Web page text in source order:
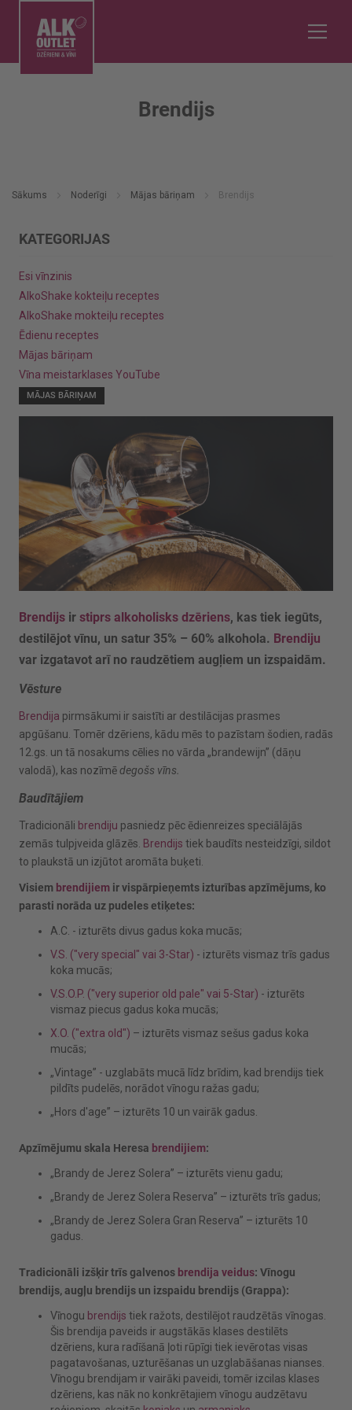
Sākums Noderīgi Mājas bāriņam Brendijs
KATEGORIJAS
Esi vīnzinis
AlkoShake kokteiļu receptes
AlkoShake mokteiļu receptes
Ēdienu receptes
Mājas bāriņam
Vīna meistarklases YouTube
Brendijs
MĀJAS BĀRIŅAM
Brendijs ir stiprs alkoholisks dzēriens, kas tiek iegūts,
destilējot vīnu, un satur 35% – 60% alkohola. Brendiju
var izgatavot arī no raudzētiem augļiem un izspaidām.
Vēsture
Brendija pirmsākumi ir saistīti ar destilācijas prasmes
apgūšanu. Tomēr dzēriens, kādu mēs to pazīstam šodien, radās
12.gs. un tā nosakums cēlies no vārda „brandewijn” (dāņu
valodā), kas nozīmēdegošs vīns.
Baudītājiem
Tradicionāli brendiju pasniedz pēc ēdienreizes speciālājās
zemās tulpjveida glāzēs. Brendijs tiek baudīts nesteidzīgi, sildot
to plaukstā un izjūtot aromāta buķeti.
Visiem brendijiem ir vispārpieņemts izturības apzīmējums, ko
parasti norāda uz pudeles etiķetes:
A.C. - izturēts divus gadus koka mucās;
V.S. ("very special" vai 3-Star) - izturēts vismaz trīs gadus
koka mucās;
V.S.O.P. ("very superior old pale" vai 5-Star) - izturēts
vismaz piecus gadus koka mucās;
X.O. ("extra old") – izturēts vismaz sešus gadus koka
mucās;
„Vintage” - uzglabāts mucā līdz brīdim, kad brendijs tiek
pildīts pudelēs, norādot vīnogu ražas gadu;
„Hors d'age” – izturēts 10 un vairāk gadus.
Apzīmējumu skala Heresa brendijiem:
„Brandy de Jerez Solera” – izturēts vienu gadu;
„Brandy de Jerez Solera Reserva” – izturēts trīs gadus;
„Brandy de Jerez Solera Gran Reserva” – izturēts 10
gadus.
Tradicionāli izšķir trīs galvenos brendija veidus: Vīnogu
brendijs, augļu brendijs un izspaidu brendijs (Grappa):
Vīnogu brendijs tiek ražots, destilējot raudzētās vīnogas.
Šis brendija paveids ir augstākās klases destilēts
dzēriens, kura radīšanā ļoti rūpīgi tiek ievērotas visas
pagatavošanas, uzturēšanas un uzglabāšanas nianses.
Vīnogu brendijam ir vairāki paveidi, tomēr izcilas klases
dzēriens, kas nāk no konkrētajiem vīnogu audzētavu